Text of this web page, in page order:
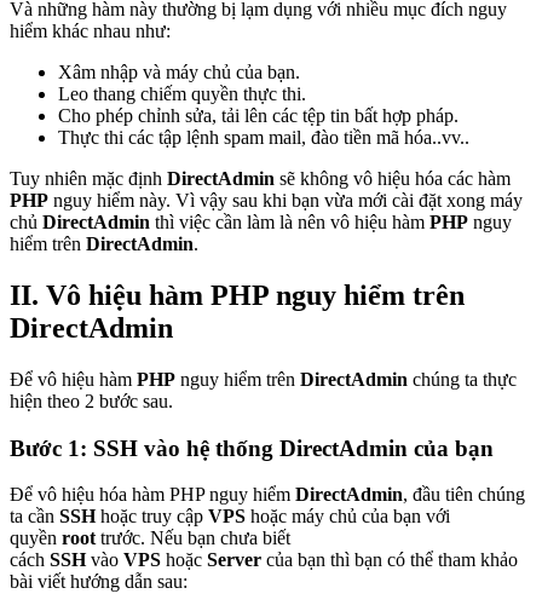
Và những hàm này thường bị lạm dụng với nhiều mục đích nguy
hiểm khác nhau như:
Xâm nhập và máy chủ của bạn.
Leo thang chiếm quyền thực thi.
Cho phép chỉnh sửa, tải lên các tệp tin bất hợp pháp.
Thực thi các tập lệnh spam mail, đào tiền mã hóa..vv..
Tuy nhiên mặc định DirectAdmin sẽ không vô hiệu hóa các hàm
PHP nguy hiểm này. Vì vậy sau khi bạn vừa mới cài đặt xong máy
chủ DirectAdmin thì việc cần làm là nên vô hiệu hàm PHP nguy
hiểm trên DirectAdmin.
II. Vô hiệu hàm PHP nguy hiểm trên
DirectAdmin
Để vô hiệu hàm PHP nguy hiểm trên DirectAdmin chúng ta thực
hiện theo 2 bước sau.
Bước 1: SSH vào hệ thống DirectAdmin của bạn
Để vô hiệu hóa hàm PHP nguy hiểm DirectAdmin, đầu tiên chúng
ta cần SSHhoặc truy cập VPS hoặc máy chủ của bạn với
quyền root trước. Nếu bạn chưa biết
cách SSHvào VPS hoặc Server của bạn thì bạn có thể tham khảo
bài viết hướng dẫn sau: